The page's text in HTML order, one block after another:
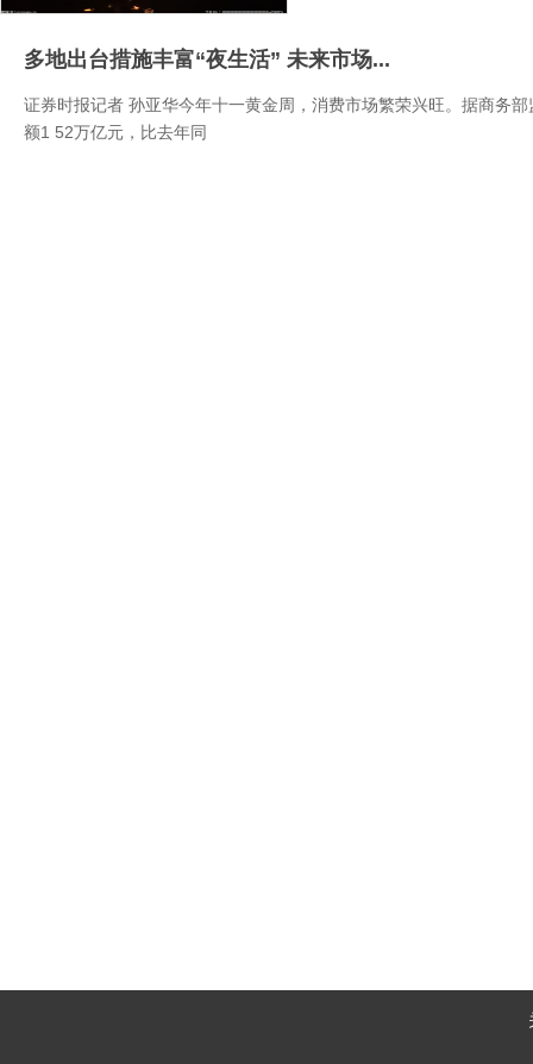
多地出台措施丰富“夜生活” 未来市场...
证券时报记者 孙亚华今年十一黄金周，消费市场繁荣兴旺。据商务
额1 52万亿元，比去年同